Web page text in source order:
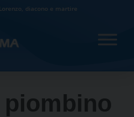
diacono e martire